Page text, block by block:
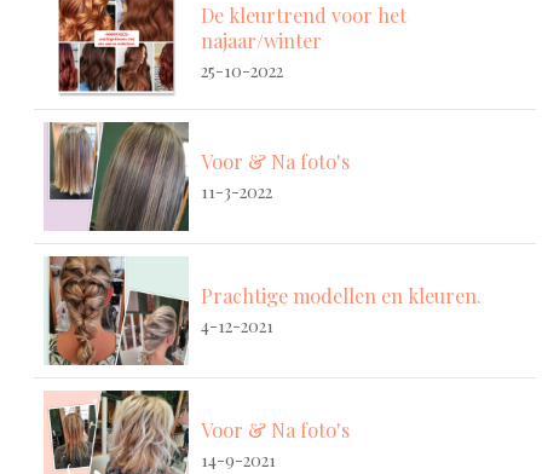
De kleurtrend voor het
najaar/winter
25-10-2022
Voor & Na foto's
11-3-2022
Prachtige modellen en kleuren.
4-12-2021
Voor & Na foto's
14-9-2021